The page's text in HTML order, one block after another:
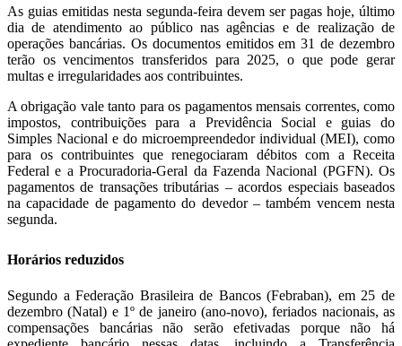
As guias emitidas nesta segunda-feira devem ser pagas hoje, último
dia de atendimento ao público nas agências e de realização de
operações bancárias. Os documentos emitidos em 31 de dezembro
terão os vencimentos transferidos para 2025, o que pode gerar
multas e irregularidades aos contribuintes.
A obrigação vale tanto para os pagamentos mensais correntes, como
impostos, contribuições para a Previdência Social e guias do
Simples Nacional e do microempreendedor individual (MEI), como
para os contribuintes que renegociaram débitos com a Receita
Federal e a Procuradoria-Geral da Fazenda Nacional (PGFN). Os
pagamentos de transações tributárias – acordos especiais baseados
na capacidade de pagamento do devedor – também vencem nesta
segunda.
Horários reduzidos
Segundo a Federação Brasileira de Bancos (Febraban), em 25 de
dezembro (Natal) e 1º de janeiro (ano-novo), feriados nacionais, as
compensações bancárias não serão efetivadas porque não há